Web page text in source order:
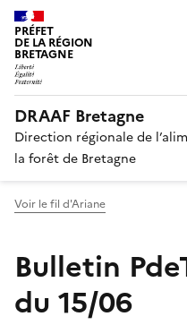
PRÉFET
DE LA RÉGION
BRETAGNE
DRAAF Bretagne
Direction régionale de
la forêt de Bretagne
Voir le fil d'Ariane
Bulletin
du 15/06